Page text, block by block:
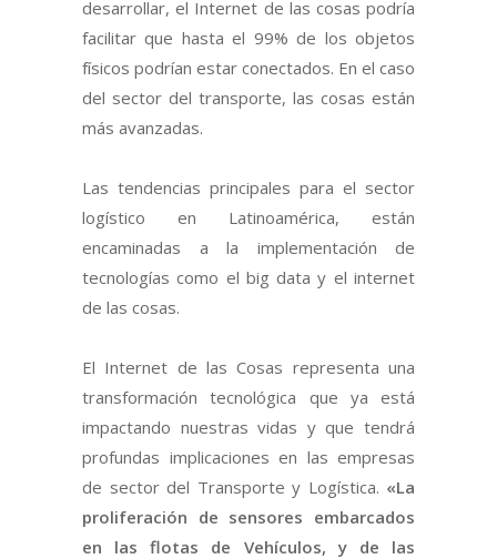
desarrollar, el Internet de las cosas podría
facilitar que hasta el 99% de los objetos
físicos podrían estar conectados. En el caso
del sector del transporte, las cosas están
más avanzadas.
Las tendencias principales para el sector
logístico en Latinoamérica, están
encaminadas a la implementación de
tecnologías como el big data y el internet
de las cosas.
El Internet de las Cosas representa una
transformación tecnológica que ya está
impactando nuestras vidas y que tendrá
profundas implicaciones en las empresas
de sector del Transporte y Logística. «La
proliferación de sensores embarcados
en las flotas de Vehículos, y de las